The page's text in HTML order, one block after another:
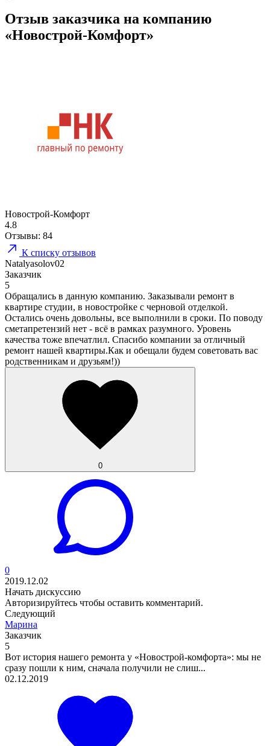
Отзыв заказчика на компанию
«Новострой-Комфорт»
Новострой-Комфорт
4.8
Отзывы: 84
К списку отзывов
Natalyasolov02
Заказчик
5
Обращались в данную компанию. Заказывали ремонт в
квартире студии, в новостройке с черновой отделкой.
Остались очень довольны, все выполнили в сроки. По поводу
сметапретензий нет - всё в рамках разумного. Уровень
качества тоже впечатлил. Спасибо компании за отличный
ремонт нашей квартиры.Как и обещали будем советовать вас
родственникам и друзьям!))
0
0
2019.12.02
Начать дискуссию
Авторизируйтесь чтобы оставить комментарий.
Следующий
Марина
Заказчик
5
Вот история нашего ремонта у «Новострой-комфорта»: мы не
сразу пошли к ним, сначала получили не слиш...
02.12.2019